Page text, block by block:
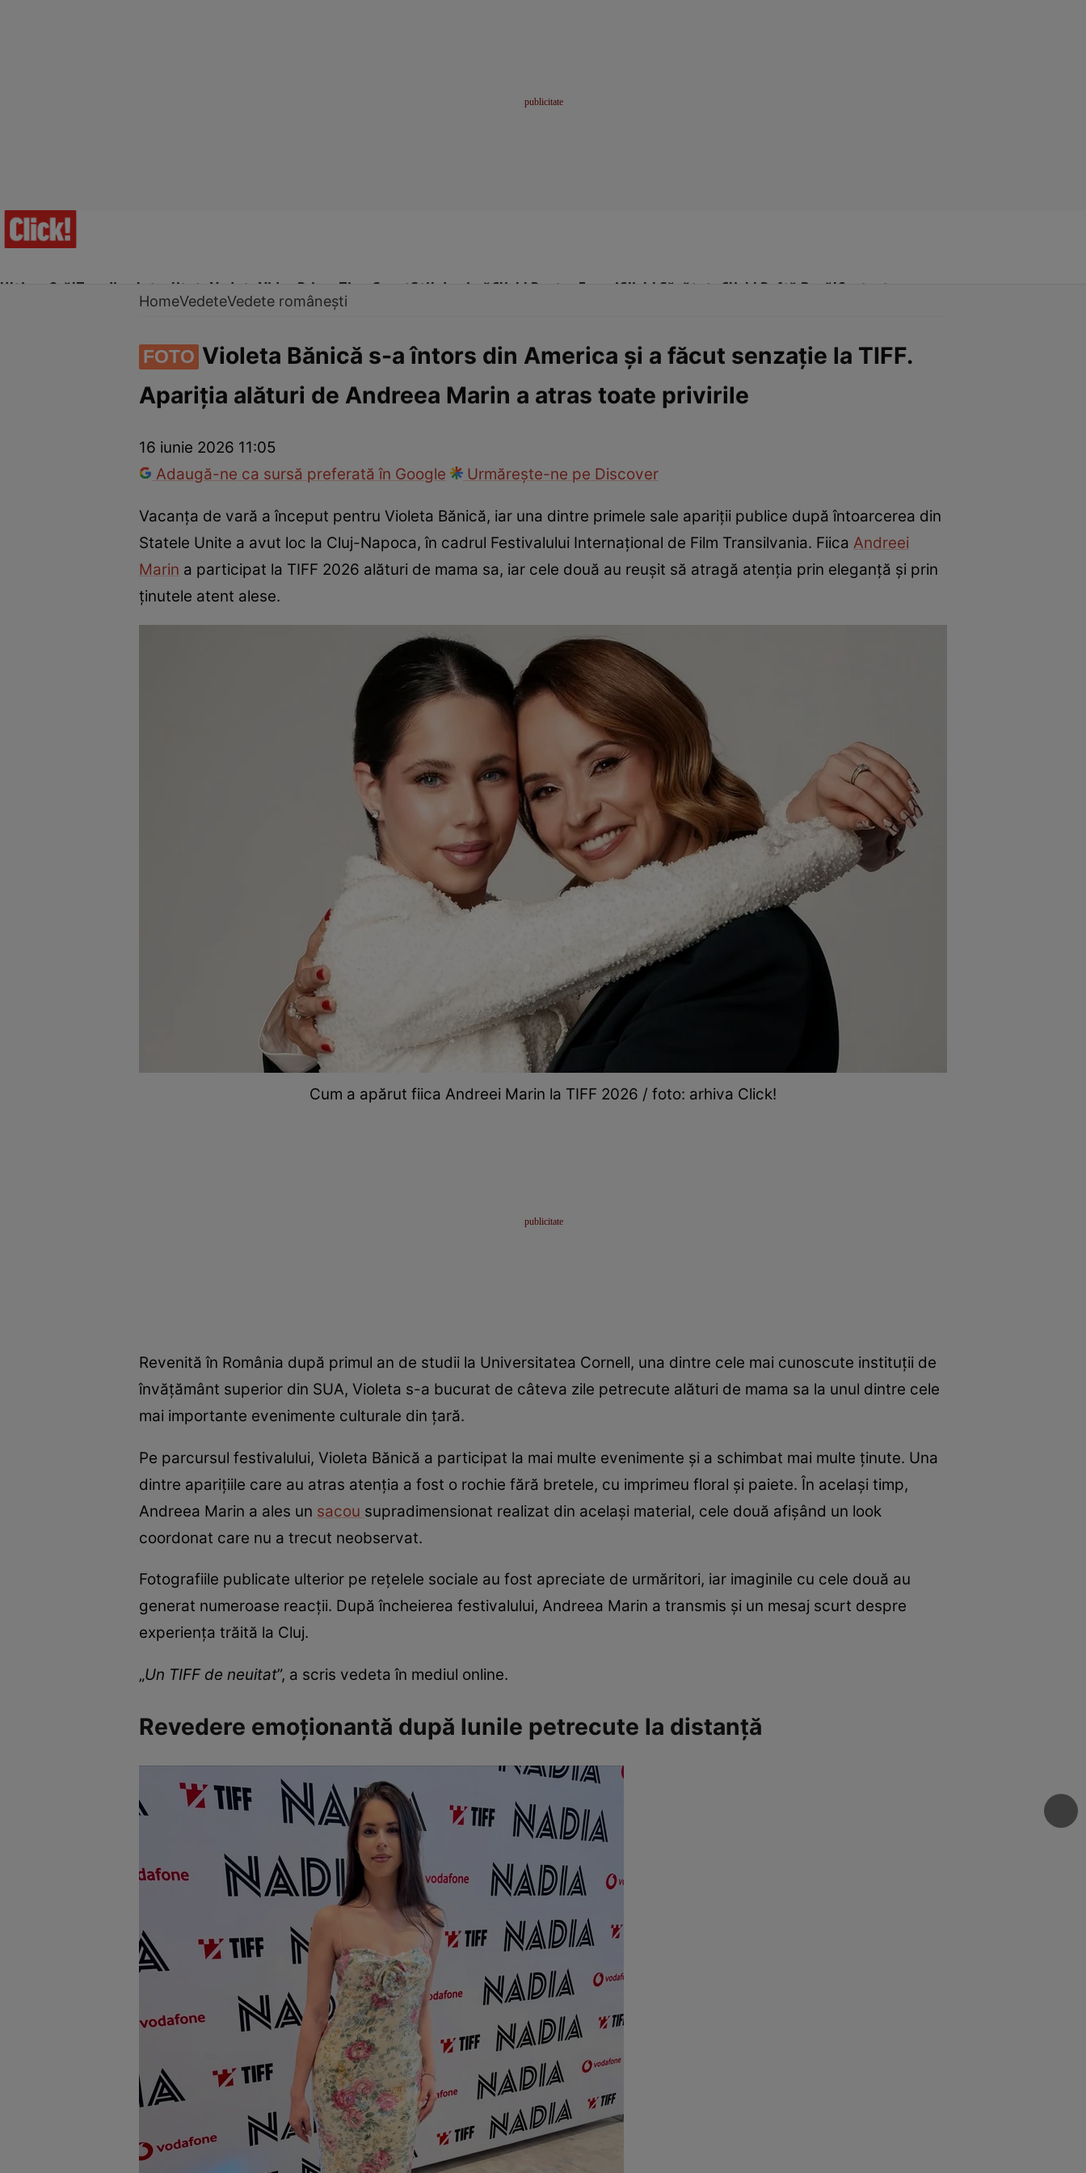
Ultima Oră!Trending Actualitate Vedete Video Prime Time SportStil de viațăClick! Pentru FemeiClick! Sănătate Click! Poftă Bună!Contact
Vedete internaționaleVedete româneștiInterviurile Click!Paparazzii Click!
HomeVedeteVedete românești
FOTO Violeta Bănică s-a întors din America și a făcut senzație la TIFF.
Apariția alături de Andreea Marin a atras toate privirile
16 iunie 2026 11:05
Adaugă-ne ca sursă preferată în Google
Urmărește-ne pe Discover
Vacanța de vară a început pentru Violeta Bănică, iar una dintre primele sale apariții publice după întoarcerea din
Statele Unite a avut loc la Cluj-Napoca, în cadrul Festivalului Internațional de Film Transilvania. Fiica Andreei
Marin a participat la TIFF 2026 alături de mama sa, iar cele două au reușit să atragă atenția prin eleganță și prin
ținutele atent alese.
Cum a apărut fiica Andreei Marin la TIFF 2026 / foto: arhiva Click!
Revenită în România după primul an de studii la Universitatea Cornell, una dintre cele mai cunoscute instituții de
învățământ superior din SUA, Violeta s-a bucurat de câteva zile petrecute alături de mama sa la unul dintre cele
mai importante evenimente culturale din țară.
Pe parcursul festivalului, Violeta Bănică a participat la mai multe evenimente și a schimbat mai multe ținute. Una
dintre aparițiile care au atras atenția a fost o rochie fără bretele, cu imprimeu floral și paiete. În același timp,
Andreea Marin a ales un sacou supradimensionat realizat din același material, cele două afișând un look
coordonat care nu a trecut neobservat.
Fotografiile publicate ulterior pe rețelele sociale au fost apreciate de urmăritori, iar imaginile cu cele două au
generat numeroase reacții. După încheierea festivalului, Andreea Marin a transmis și un mesaj scurt despre
experiența trăită la Cluj.
„Un TIFF de neuitat”, a scris vedeta în mediul online.
Revedere emoționantă după lunile petrecute la distanță